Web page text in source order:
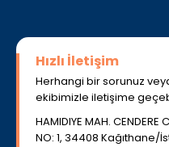
Hızlı İletişim
Herhangi bir sorunuz
ekibimizle iletişime
HAMIDIYE MAH. CENDERE
NO: 1, 34408 Kağıthane/